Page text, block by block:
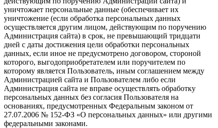
уничтожает персональные данные (обеспечивает их
уничтожение (если обработка персональных данных
осуществляется другим лицом, действующим по поручению
Администрация сайта) в срок, не превышающий тридцати
дней с даты достижения цели обработки персональных
данных, если иное не предусмотрено договором, стороной
которого, выгодоприобретателем или поручителем по
которому является Пользователь, иным соглашением между
Администрацией сайта и Пользователем либо если
Администрация сайта не вправе осуществлять обработку
персональных данных без согласия Пользователя на
основаниях, предусмотренных Федеральным законом от
27.07.2006 № 152-ФЗ «О персональных данных» или другими
федеральными законами.